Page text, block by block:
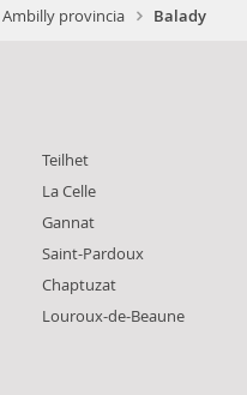
Ambilly provincia Balady
Teilhet
La Celle
Gannat
Saint-Pardoux
Chaptuzat
Louroux-de-Beaune